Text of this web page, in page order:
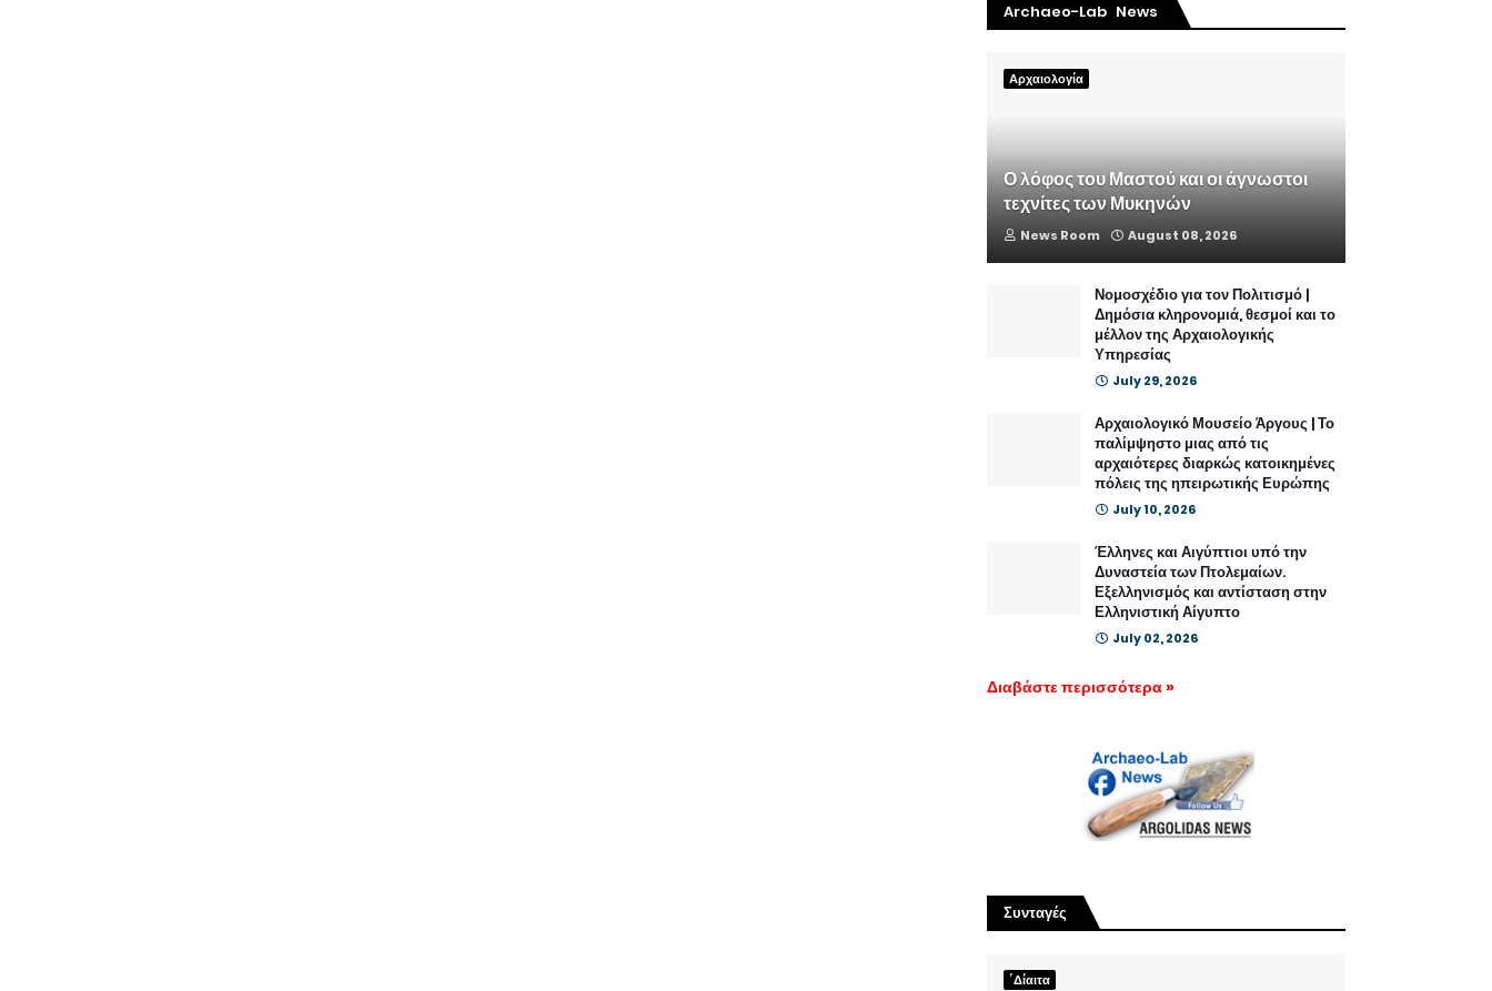
Archaeo-Lab News
Αρχαιολογία
Ο λόφος του Μαστού και οι άγνωστοι
τεχνίτες των Μυκηνών
News Room August 08, 2026
Νομοσχέδιο για τον Πολιτισμό |
Δημόσια κληρονομιά, θεσμοί και το
μέλλον της Αρχαιολογικής
Υπηρεσίας
July 29, 2026
Αρχαιολογικό Μουσείο Άργους | Το
παλίμψηστο μιας από τις
αρχαιότερες διαρκώς κατοικημένες
πόλεις της ηπειρωτικής Ευρώπης
July 10, 2026
Έλληνες και Αιγύπτιοι υπό την
Δυναστεία των Πτολεμαίων.
Εξελληνισμός και αντίσταση στην
Ελληνιστική Αίγυπτο
July 02, 2026
Διαβάστε περισσότερα »
Συνταγές
΄Δίαιτα